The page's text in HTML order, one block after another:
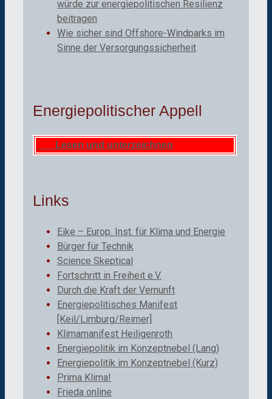
würde zur energiepolitischen Resilienz
beitragen
Wie sicher sind Offshore-Windparks im
Sinne der Versorgungssicherheit
Energiepolitischer Appell
Lesen und unterzeichnen
Links
Eike – Europ. Inst. für Klima und Energie
Bürger für Technik
Science Skeptical
Fortschritt in Freiheit e.V.
Durch die Kraft der Vernunft
Energiepolitisches Manifest
[Keil/Limburg/Reimer]
Klimamanifest Heiligenroth
Energiepolitik im Konzeptnebel (Lang)
Energiepolitik im Konzeptnebel (Kurz)
Prima Klima!
Frieda online